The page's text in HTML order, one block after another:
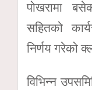
पोखरामा
सहितको
निर्णय गरेको
विभिन्न